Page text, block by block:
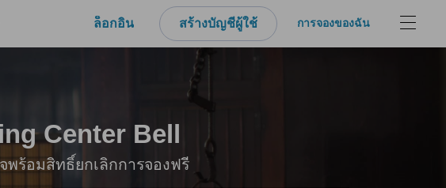
ล็อกอิน สร้างบัญชีผู้ใช้ การจองของฉัน
Center Bell
พร้อมสิทธิ์ยกเลิกการจองฟรี